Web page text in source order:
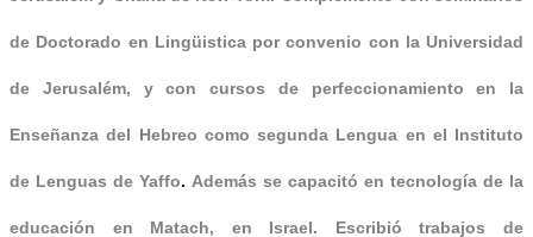
de Doctorado en Lingüistica por convenio con la Universidad
de Jerusalém, y con cursos de perfeccionamiento en la
Enseñanza del Hebreo como segunda Lengua en el Instituto
de Lenguas de Yaffo. Además se capacitó en tecnología de la
educación en Matach, en Israel. Escribió trabajos de